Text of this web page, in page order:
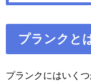
プランクと
プランクにはいく